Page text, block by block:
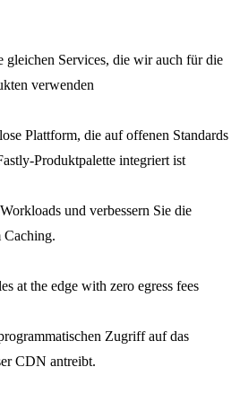
gleichen Services, die wir auch für die
verwenden
Plattform, die auf offenen Standards
Produktpalette integriert ist
und verbessern Sie die
Caching.
at the edge with zero egress fees
Zugriff auf das
CDN antreibt.